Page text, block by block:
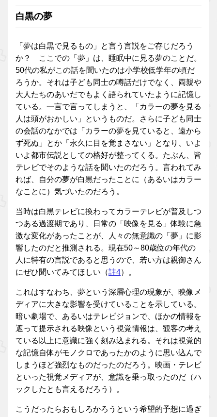
白黒の夢
「夢は白黒で見るもの」と言う言説をご存じだろう
か？ ここでの「夢」は、睡眠中に見る夢のことだ。
50代の私がこの話を聞いたのは小学校低学年の頃だ
ろうか。それは子ども同士の噂話だけでなく、両親や
大人たちのあいだでもよく語られていたように記憶し
ている。一言で言ってしまうと、「カラーの夢を見る
人は頭がおかしい」というものだ。さらに子ども同士
の会話のなかでは「カラーの夢を見ていると、遠から
ず死ぬ」とか「永久に目を覚まさない」となり、いよ
いよ都市伝説としての格好が整ってくる。たぶん、皆
テレビでそのような話を聞いたのだろう。言われてみ
れば、自分の夢が白黒だったことに（あるいはカラー
なことに）気づいたのだろう。
当時は白黒テレビに換わってカラーテレビが普及しつ
つある過渡期であり、日常の「映像を見る」体験に急
激な変化があったことが、人々の無意識の「夢」に影
響したのだと推測される。現在50～80歳位の年代の
人に特有の言説であると思うので、若い方は親御さん
にぜひ聞いてみてほしい（註4）。
これはすなわち、夢という深層心理の現象が、映像メ
ディアに大きな影響を受けていることを示している。
暗い劇場で、あるいはテレビジョンで、ほかの情報を
遮って提示される映像という視覚情報は、観客の考え
ている以上に意識に強く刻み込まれる。それは視覚的
な記憶自体がモノクロであったかのように思い込んで
しまうほど強烈なものだったのだろう。映画・テレビ
といった視覚メディアが、意識を乗っ取ったのだ（ハ
ックしたとも言えるだろう）。
こうだったらおもしろかろうという希望的予想に過ぎ